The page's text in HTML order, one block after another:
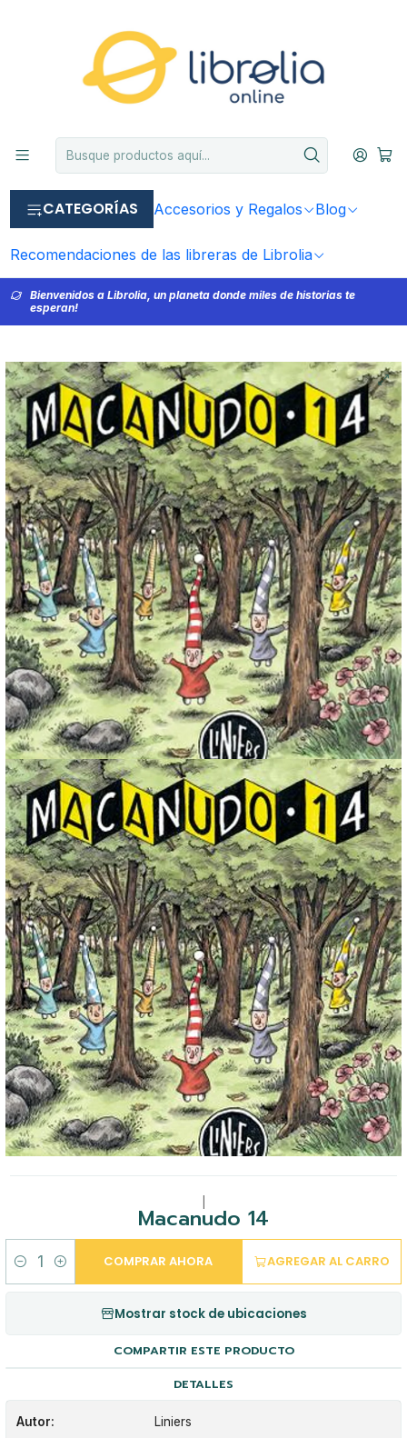
CATEGORÍAS Accesorios y Regalos Blog
Recomendaciones de las libreras de Librolia
Bienvenidos a Librolia, un planeta donde miles de historias te
esperan!
Macanudo 14
Cantidad
AGREGAR AL CARRO
COMPRAR AHORA
Mostrar stock de ubicaciones
COMPARTIR ESTE PRODUCTO
DETALLES
Autor: Liniers